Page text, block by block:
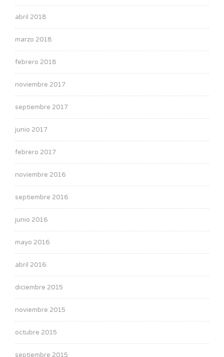
abril 2018
marzo 2018
febrero 2018
noviembre 2017
septiembre 2017
junio 2017
febrero 2017
noviembre 2016
septiembre 2016
junio 2016
mayo 2016
abril 2016
diciembre 2015
noviembre 2015
octubre 2015
septiembre 2015